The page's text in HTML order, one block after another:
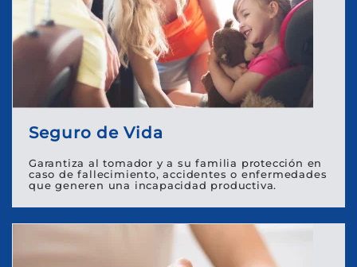
Seguro de Vida
Garantiza al tomador y a su familia protección en
caso de fallecimiento, accidentes o enfermedades
que generen una incapacidad productiva.